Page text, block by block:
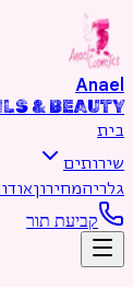
דילוג לתוכן הראשי
Anael
& BEAUTY
בית
שירותים
גלריהמחירון
קביעת תור